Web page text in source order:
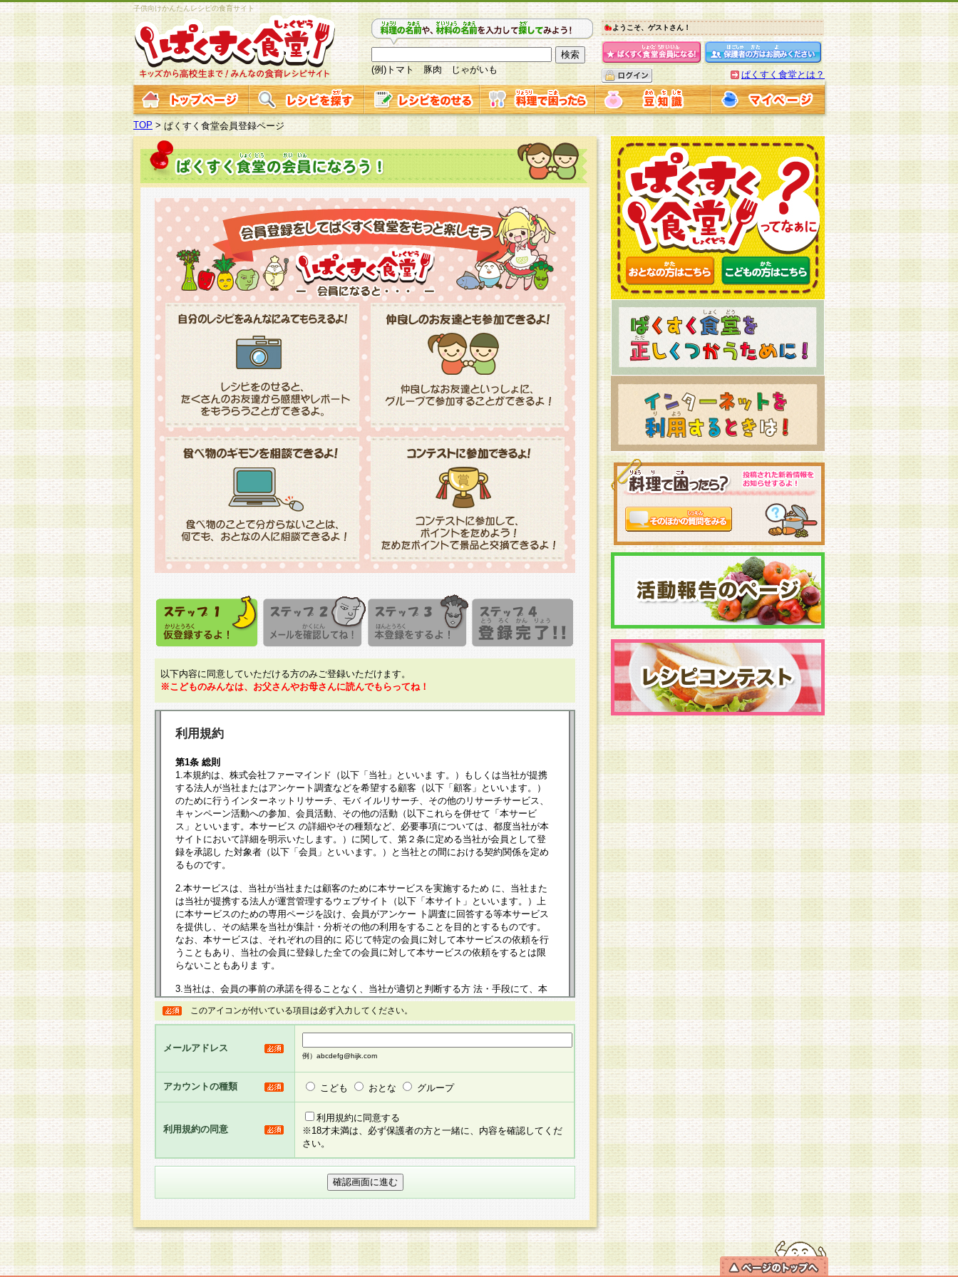
子供向けかんたんレシピの食育サイト
(例)トマト 豚肉 じゃがいも
ようこそ、ゲストさん！
ぱくすく食堂とは？
TOP >ぱくすく食堂会員登録ページ
以下内容に同意していただける方のみご登録いただけます。
※こどものみんなは、お父さんやお母さんに読んでもらってね！
利用規約
第1条 総則
1.本規約は、株式会社ファーマインド（以下「当社」といいま す。）もしくは当社が提携
する法人が当社またはアンケート調査などを希望する顧客（以下「顧客」といいます。）
のために行うインターネットリサーチ、モバ イルリサーチ、その他のリサーチサービス、
キャンペーン活動への参加、会員活動、その他の活動（以下これらを併せて「本サービ
ス」といいます。本サービス の詳細やその種類など、必要事項については、都度当社が本
サイトにおいて詳細を明示いたします。）に関して、第２条に定める当社が会員として登
録を承認し た対象者（以下「会員」といいます。）と当社との間における契約関係を定め
るものです。
2.本サービスは、当社が当社または顧客のために本サービスを実施するため に、当社また
は当社が提携する法人が運営管理するウェブサイト（以下「本サイト」といいます。）上
に本サービスのための専用ページを設け、会員がアンケー ト調査に回答する等本サービス
を提供し、その結果を当社が集計・分析その他の利用をすることを目的とするものです。
なお、本サービスは、それぞれの目的に 応じて特定の会員に対して本サービスの依頼を行
うこともあり、当社の会員に登録した全ての会員に対して本サービスの依頼をするとは限
らないこともありま す。
3.当社は、会員の事前の承諾を得ることなく、当社が適切と判断する方 法・手段にて、本
規約を任意に制定、変更または修正することができるものとします。改定後の本規約等
は、本規約においては本サイトに掲示したときに、その 他の諸規定については、会員に対
して告知の案内を配信または本サイトに掲示したときのいずれか早い時期をもってその効
るものとします。
5.当社がお聞きする個人情報は、すべて会員登録希望者の自由な意思で提 供いただいたも
のと考えております。従って、会員登録希望者が自らの個人情報の提供を希望されない場
合には、当社はその個人情報をお預かりいたしません が、提供されないことによって、当
社の取扱商品やサービス等をご利用いただけない場合がありますことを予めご了承くださ
い。
6.当社は、お客様から当社が保有している個人情報の開示・訂正・追加・ 利用停止等を求
められた場合には、ご本人様であることが当社にて確認できた場合に限り、法令に準拠し
せ先となります。
第2条 会員の資格
1.会員とは、本規約等を承諾のうえ、当社所定の登録手続きを全て完了し、当社が承認した
このアイコンが付いている項目は必ず入力してください。
メールアドレス
例）abcdefg@hijk.com
アカウントの種類 こども おとな グループ
利用規約の同意
利用規約に同意する
※18才未満は、必ず保護者の方と一緒に、内容を確認してくだ
さい。